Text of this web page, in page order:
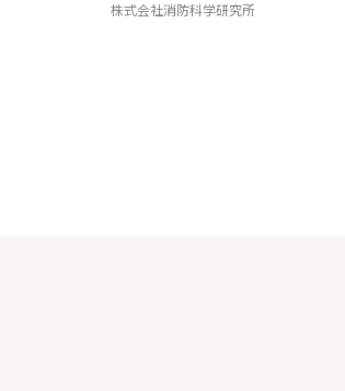
株式会社消防科学研究所